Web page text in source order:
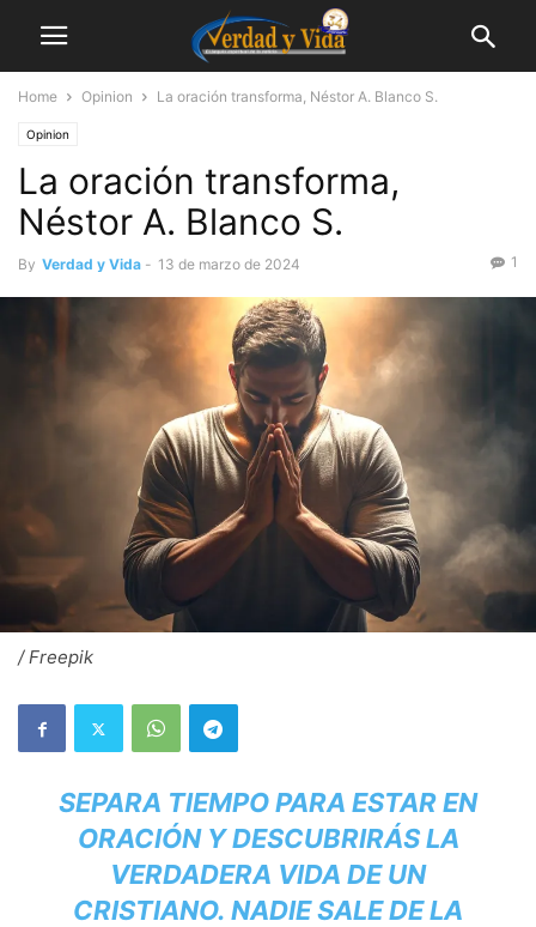
Home Opinion La oración transforma, Néstor A. Blanco S.
Opinion
La oración transforma,
Néstor A. Blanco S.
By Verdad y Vida - 13 de marzo de 2024 1
/ Freepik
SEPARA TIEMPO PARA ESTAR EN
ORACIÓN Y DESCUBRIRÁS LA
VERDADERA VIDA DE UN
CRISTIANO. NADIE SALE DE LA